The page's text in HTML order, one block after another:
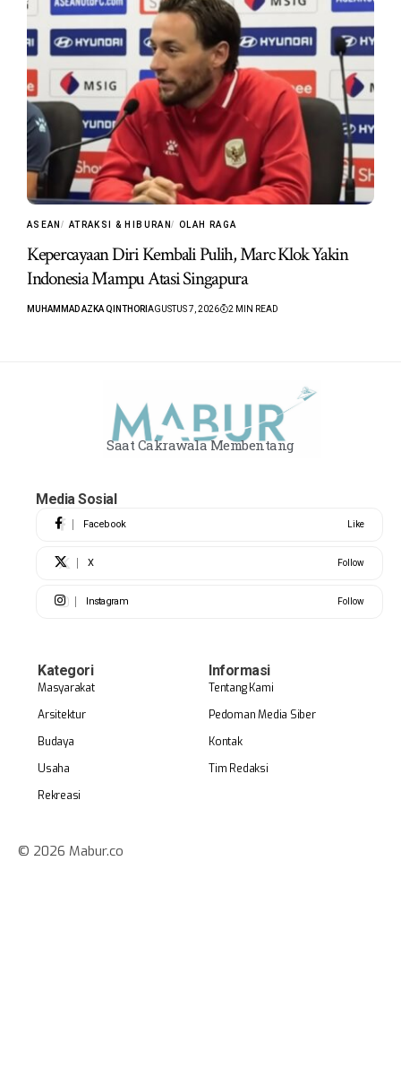
ASEAN ATRAKSI & HIBURAN OLAH RAGA
Kepercayaan Diri Kembali Pulih, Marc Klok Yakin
Indonesia Mampu Atasi Singapura
MUHAMMAD AZKA QINTHORI AGUSTUS 7, 2026 2 MIN READ
Saat Cakrawala Membentang
Media Sosial
Facebook Like
X Follow
Instagram Follow
Kategori
Masyarakat
Arsitektur
Budaya
Usaha
Rekreasi
Informasi
Tentang Kami
Pedoman Media Siber
Kontak
Tim Redaksi
© 2026 Mabur.co